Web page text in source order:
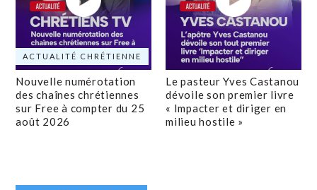
ACTUALITÉ CHRÉTIENNE
Nouvelle numérotation
des chaînes chrétiennes
sur Free à compter du 25
août 2026
Le pasteur Yves Castanou
dévoile son premier livre
« Impacter et diriger en
milieu hostile »